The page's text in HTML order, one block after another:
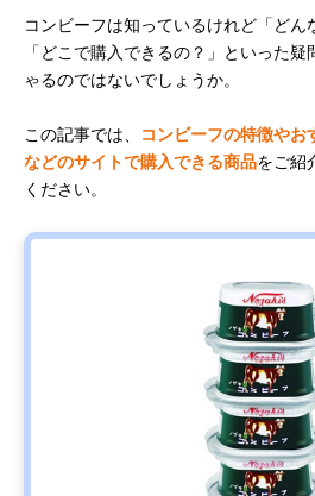
コンビーフは知っているけれど「どん
「どこで購入できるの？」といった
ゃるのではないでしょうか。
この記事では、
コンビーフの特徴や
などのサイトで購入できる商品をご紹
ください。